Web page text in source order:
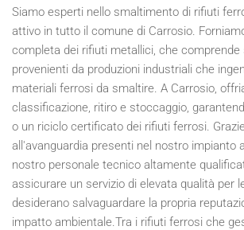
Siamo esperti nello smaltimento di rifiuti
attivo in tutto il comune di Carrosio.
completa dei rifiuti metallici, che
provenienti da produzioni industriali che
materiali ferrosi da smaltire. A Carrosio,
classificazione, ritiro e stoccaggio,
o un riciclo certificato dei rifiuti ferrosi.
all'avanguardia presenti nel nostro impianto
nostro personale tecnico altamente
assicurare un servizio di elevata qualità per
desiderano salvaguardare la propria
impatto ambientale.Tra i rifiuti ferrosi che